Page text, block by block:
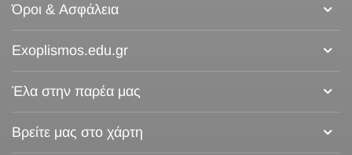
Όροι & Ασφάλεια
Exoplismos.edu.gr
Έλα στην παρέα μας
Βρείτε μας στο χάρτη